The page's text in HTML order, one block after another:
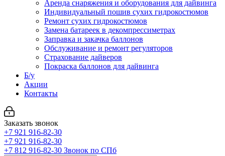
Аренда снаряжения и оборудования для дайвинга
Индивидуальный пошив сухих гидрокостюмов
Ремонт сухих гидрокостюмов
Замена батареек в декомпрессиметрах
Заправка и закачка баллонов
Обслуживание и ремонт регуляторов
Страхование дайверов
Покраска баллонов для дайвинга
Б/у
Акции
Контакты
Заказать звонок
+7 921 916-82-30
+7 921 916-82-30
+7 812 916-82-30 Звонок по СПб